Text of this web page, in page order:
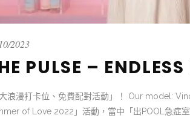
2023
PULSE –
大浪漫打卡位、免費配對活動」！ Our model:
of Love 2022」活動，當中「出POOL急症